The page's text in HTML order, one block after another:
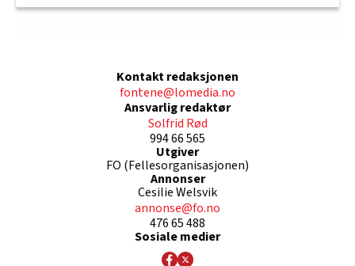
Kontakt redaksjonen
fontene@lomedia.no
Ansvarlig redaktør
Solfrid Rød
994 66 565
Utgiver
FO (Fellesorganisasjonen)
Annonser
Cesilie Welsvik
annonse@fo.no
476 65 488
Sosiale medier